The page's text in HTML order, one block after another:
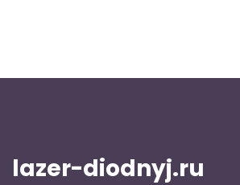
lazer-diodnyj.ru